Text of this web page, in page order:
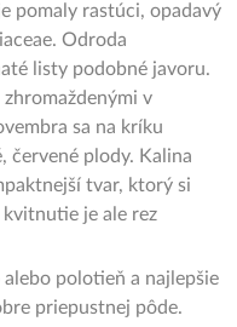
pomaly rastúci, opadavý
Odroda
listy podobné javoru.
v
sa na kríku
červené plody. Kalina
tvar, ktorý si
je ale rez
polotieň a najlepšie
priepustnej pôde.